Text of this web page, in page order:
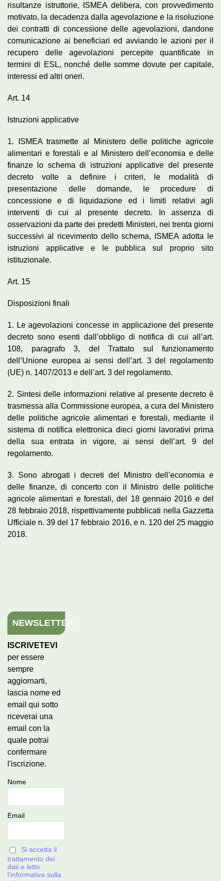
risultanze istruttorie, ISMEA delibera, con provvedimento
motivato, la decadenza dalla agevolazione e la risoluzione
dei contratti di concessione delle agevolazioni, dandone
comunicazione ai beneficiari ed avviando le azioni per il
recupero delle agevolazioni percepite quantificate in
termini di ESL, nonché delle somme dovute per capitale,
interessi ed altri oneri.
Art. 14
Istruzioni applicative
1. ISMEA trasmette al Ministero delle politiche agricole
alimentari e forestali e al Ministero dell’economia e delle
finanze lo schema di istruzioni applicative del presente
decreto volte a definire i criteri, le modalità di
presentazione delle domande, le procedure di
concessione e di liquidazione ed i limiti relativi agli
interventi di cui al presente decreto. In assenza di
osservazioni da parte dei predetti Ministeri, nei trenta giorni
successivi al ricevimento dello schema, ISMEA adotta le
istruzioni applicative e le pubblica sul proprio sito
istituzionale.
Art. 15
Disposizioni finali
1. Le agevolazioni concesse in applicazione del presente
decreto sono esenti dall’obbligo di notifica di cui all’art.
108, paragrafo 3, del Trattato sul funzionamento
dell’Unione europea ai sensi dell’art. 3 del regolamento
(UE) n. 1407/2013 e dell’art. 3 del regolamento.
2. Sintesi delle informazioni relative al presente decreto è
trasmessa alla Commissione europea, a cura del Ministero
delle politiche agricole alimentari e forestali, mediante il
sistema di notifica elettronica dieci giorni lavorativi prima
della sua entrata in vigore, ai sensi dell’art. 9 del
regolamento.
3. Sono abrogati i decreti del Ministro dell’economia e
delle finanze, di concerto con il Ministro delle politiche
agricole alimentari e forestali, del 18 gennaio 2016 e del
28 febbraio 2018, rispettivamente pubblicati nella Gazzetta
Ufficiale n. 39 del 17 febbraio 2016, e n. 120 del 25 maggio
2018.
NEWSLETTER
ISCRIVETEVI
per essere
sempre
aggiornarti,
lascia nome ed
email qui sotto
riceverai una
email con la
quale potrai
confermare
l'iscrizione.
Nome
Email
Si accetta il
trattamento dei
dati e letto
l'informativa sulla